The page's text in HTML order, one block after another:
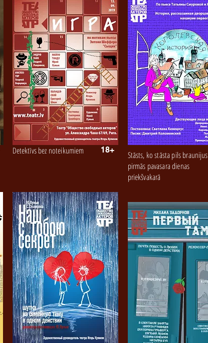
18+
Detektīvs bez noteikumiem
Stāsts, ko stāsta pils braunijus
pirmās pavasara dienas
priekšvakarā